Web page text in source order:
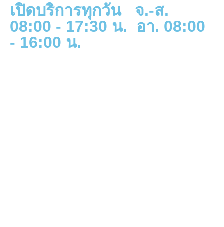
เปิดบริการทุกวัน จ.-ส.
08:00 - 17:30 น. อา. 08:00
- 16:00 น.